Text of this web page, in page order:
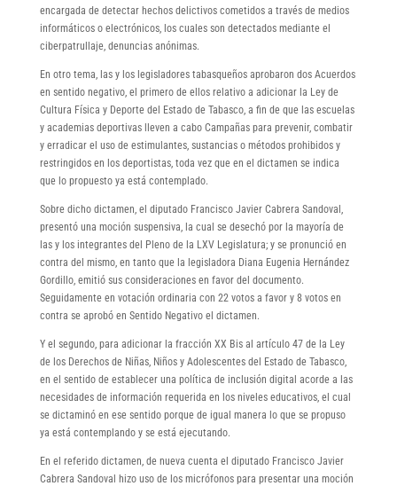
encargada de detectar hechos delictivos cometidos a través de medios
informáticos o electrónicos, los cuales son detectados mediante el
ciberpatrullaje, denuncias anónimas.
En otro tema, las y los legisladores tabasqueños aprobaron dos Acuerdos
en sentido negativo, el primero de ellos relativo a adicionar la Ley de
Cultura Física y Deporte del Estado de Tabasco, a fin de que las escuelas
y academias deportivas lleven a cabo Campañas para prevenir, combatir
y erradicar el uso de estimulantes, sustancias o métodos prohibidos y
restringidos en los deportistas, toda vez que en el dictamen se indica
que lo propuesto ya está contemplado.
Sobre dicho dictamen, el diputado Francisco Javier Cabrera Sandoval,
presentó una moción suspensiva, la cual se desechó por la mayoría de
las y los integrantes del Pleno de la LXV Legislatura; y se pronunció en
contra del mismo, en tanto que la legisladora Diana Eugenia Hernández
Gordillo, emitió sus consideraciones en favor del documento.
Seguidamente en votación ordinaria con 22 votos a favor y 8 votos en
contra se aprobó en Sentido Negativo el dictamen.
Y el segundo, para adicionar la fracción XX Bis al artículo 47 de la Ley
de los Derechos de Niñas, Niños y Adolescentes del Estado de Tabasco,
en el sentido de establecer una política de inclusión digital acorde a las
necesidades de información requerida en los niveles educativos, el cual
se dictaminó en ese sentido porque de igual manera lo que se propuso
ya está contemplando y se está ejecutando.
En el referido dictamen, de nueva cuenta el diputado Francisco Javier
Cabrera Sandoval hizo uso de los micrófonos para presentar una moción